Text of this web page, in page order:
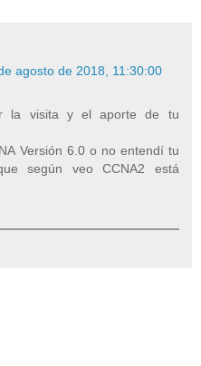
agosto de 2018, 11:30:00
la visita y el aporte de tu
Versión 6.0 o no entendí tu
según veo CCNA2 está